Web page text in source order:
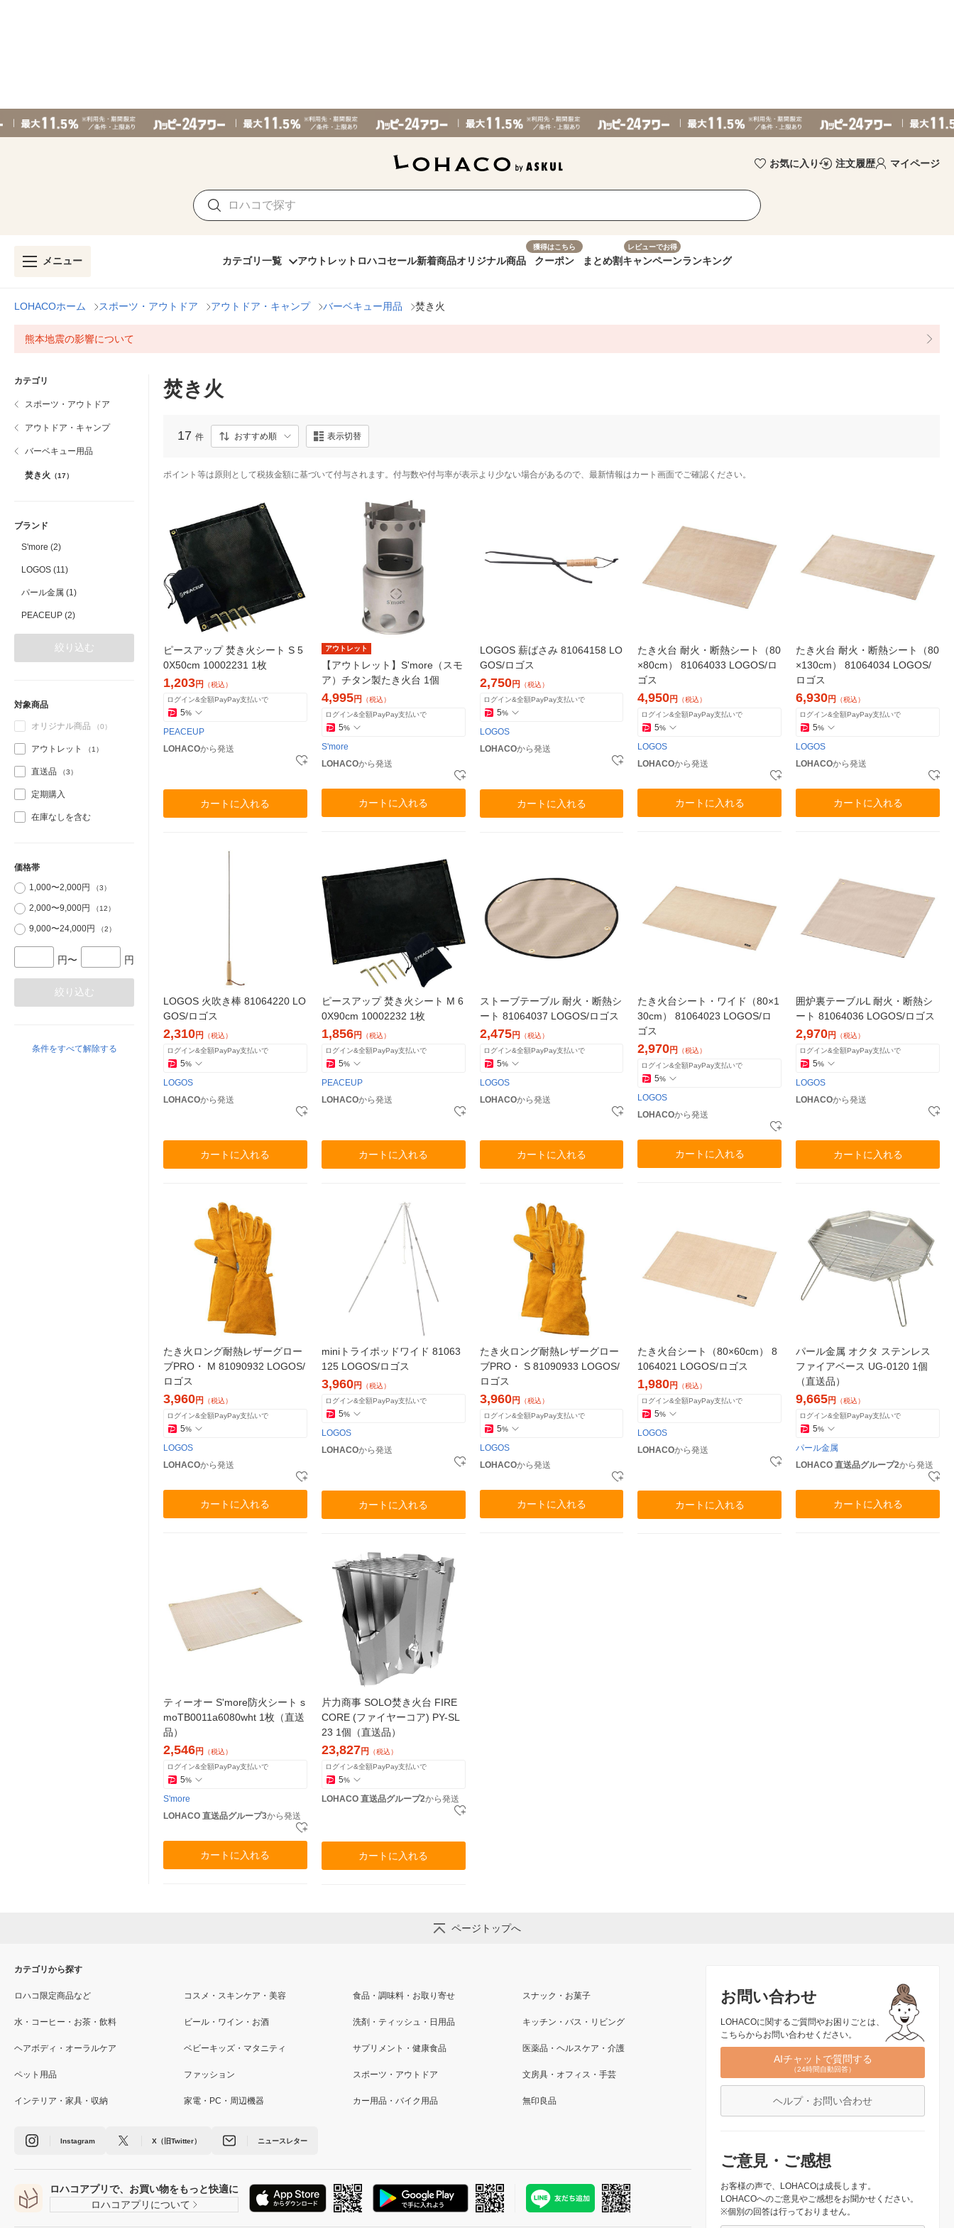
お気に入り 注文履歴 マイページ
メニュー カテゴリ一覧 アウトレット ロハコセール新着商品オリジナル商品
獲得はこちら
クーポン まとめ割
レビューでお得
キャンペーンランキング
LOHACOホーム スポーツ・アウトドア アウトドア・キャンプ バーベキュー用品 焚き火
熊本地震の影響について
カテゴリ
スポーツ・アウトドア
アウトドア・キャンプ
バーベキュー用品
焚き火 （17）
ブランド
S'more (2)
LOGOS (11)
パール金属 (1)
PEACEUP (2)
絞り込む
対象商品
オリジナル商品 （0）
アウトレット （1）
直送品 （3）
定期購入
在庫なしを含む
価格帯
1,000〜2,000円
（3）
2,000〜9,000円 （12）
9,000〜24,000円 （2）
円〜 円
絞り込む
条件をすべて解除する
焚き火
17 件 おすすめ順 表示切替
ポイント等は原則として税抜金額に基づいて付与されます。付与数や付与率が表示より少ない場合があるので、最新情報はカート画面でご確認ください。
ピースアップ 焚き火シート S 5
0X50cm 10002231 1枚
1,203円 （税込）
ログイン&全額PayPay支払いで
5%
PEACEUP
LOHACOから発送
カートに入れる
アウトレット
【アウトレット】S'more（スモ
ア）チタン製たき火台 1個
4,995円 （税込）
ログイン&全額PayPay支払いで
5%
S'more
LOHACOから発送
カートに入れる
LOGOS 薪ばさみ 81064158 LO
GOS/ロゴス
2,750円 （税込）
ログイン&全額PayPay支払いで
5%
LOGOS
LOHACOから発送
カートに入れる
たき火台 耐火・断熱シート（80
×80cm） 81064033 LOGOS/ロ
ゴス
4,950円
（税込）
ログイン&全額PayPay支払いで
5%
LOGOS
LOHACOから発送
カートに入れる
たき火台 耐火・断熱シート（80
×130cm） 81064034 LOGOS/
ロゴス
6,930円
（税込）
ログイン&全額PayPay支払いで
5%
LOGOS
LOHACOから発送
カートに入れる
LOGOS 火吹き棒 81064220 LO
GOS/ロゴス
2,310円 （税込）
ログイン&全額PayPay支払いで
5%
LOGOS
LOHACOから発送
カートに入れる
ピースアップ 焚き火シート M 6
0X90cm 10002232 1枚
1,856円 （税込）
ログイン&全額PayPay支払いで
5%
PEACEUP
LOHACOから発送
カートに入れる
ストーブテーブル 耐火・断熱シ
ート 81064037 LOGOS/ロゴス
2,475円 （税込）
ログイン&全額PayPay支払いで
5%
LOGOS
LOHACOから発送
カートに入れる
たき火台シート・ワイド（80×1
30cm） 81064023 LOGOS/ロ
ゴス
2,970円
（税込）
ログイン&全額PayPay支払いで
5%
LOGOS
LOHACOから発送
カートに入れる
囲炉裏テーブルL 耐火・断熱シ
ート 81064036 LOGOS/ロゴス
2,970円
（税込）
ログイン&全額PayPay支払いで
5%
LOGOS
LOHACOから発送
カートに入れる
たき火ロング耐熱レザーグロー
ブPRO・ M 81090932 LOGOS/
ロゴス
3,960円
（税込）
ログイン&全額PayPay支払いで
5%
LOGOS
LOHACOから発送
カートに入れる
miniトライポッドワイド 81063
125 LOGOS/ロゴス
3,960円
（税込）
ログイン&全額PayPay支払いで
5%
LOGOS
LOHACOから発送
カートに入れる
たき火ロング耐熱レザーグロー
ブPRO・ S 81090933 LOGOS/
ロゴス
3,960円
（税込）
ログイン&全額PayPay支払いで
5%
LOGOS
LOHACOから発送
カートに入れる
たき火台シート（80×60cm） 8
1064021 LOGOS/ロゴス
1,980円
（税込）
ログイン&全額PayPay支払いで
5%
LOGOS
LOHACOから発送
カートに入れる
パール金属 オクタ ステンレス
ファイアベース UG-0120 1個
（直送品）
9,665円
（税込）
ログイン&全額PayPay支払いで
5%
パール金属
LOHACO 直送品グループ2から発送
カートに入れる
ティーオー S'more防火シート s
moTB0011a6080wht 1枚（直送
品）
2,546円
（税込）
ログイン&全額PayPay支払いで
5%
S'more
LOHACO 直送品グループ3から発送
カートに入れる
片力商事 SOLO焚き火台 FIRE
CORE (ファイヤーコア) PY-SL
23 1個（直送品）
23,827円
（税込）
ログイン&全額PayPay支払いで
5%
LOHACO 直送品グループ2から発送
カートに入れる
ページトップへ
お問い合わせ
LOHACOに関するご質問やお困りごとは、
こちらからお問い合わせください。
AIチャットで質問する
（24時間自動回答）
ヘルプ・お問い合わせ
ご意見・ご感想
お客様の声で、LOHACOは成長します。
LOHACOへのご意見やご感想をお聞かせください。
※個別の回答は行っておりません。
カテゴリから探す
ロハコ限定商品など コスメ・スキンケア・美容 食品・調味料・お取り寄せ スナック・お菓子
水・コーヒー・お茶・飲料 ビール・ワイン・お酒 洗剤・ティッシュ・日用品 キッチン・バス・リビング
ヘアボディ・オーラルケア ベビーキッズ・マタニティ サプリメント・健康食品 医薬品・ヘルスケア・介護
ペット用品 ファッション スポーツ・アウトドア 文房具・オフィス・手芸
インテリア・家具・収納 家電・PC・周辺機器 カー用品・バイク用品 無印良品
Instagram X（旧Twitter） ニュースレター
ロハコアプリで、お買い物をもっと快適に
ロハコアプリについて